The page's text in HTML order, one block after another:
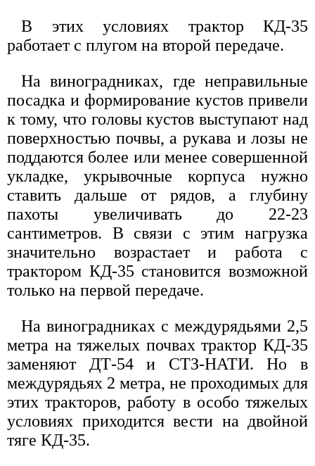
В этих условиях трактор КД-35
работает с плугом на второй передаче.
На виноградниках, где неправильные
посадка и формирование кустов привели
к тому, что головы кустов выступают над
поверхностью почвы, а рукава и лозы не
поддаются более или менее совершенной
укладке, укрывочные корпуса нужно
ставить дальше от рядов, а глубину
пахоты увеличивать до 22-23
сантиметров. В связи с этим нагрузка
значительно возрастает и работа с
трактором КД-35 становится возможной
только на первой передаче.
На виноградниках с междурядьями 2,5
метра на тяжелых почвах трактор КД-35
заменяют ДТ-54 и СТЗ-НАТИ. Но в
междурядьях 2 метра, не проходимых для
этих тракторов, работу в особо тяжелых
условиях приходится вести на двойной
тяге КД-35.